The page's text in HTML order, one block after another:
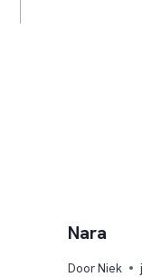
Nara
DoorNiek